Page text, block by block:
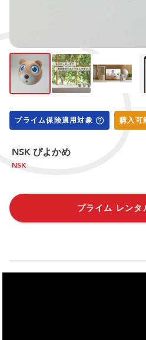
プライム保険適用対象 購入可
NSK ぴよかめ
NSK
プライム レンタ